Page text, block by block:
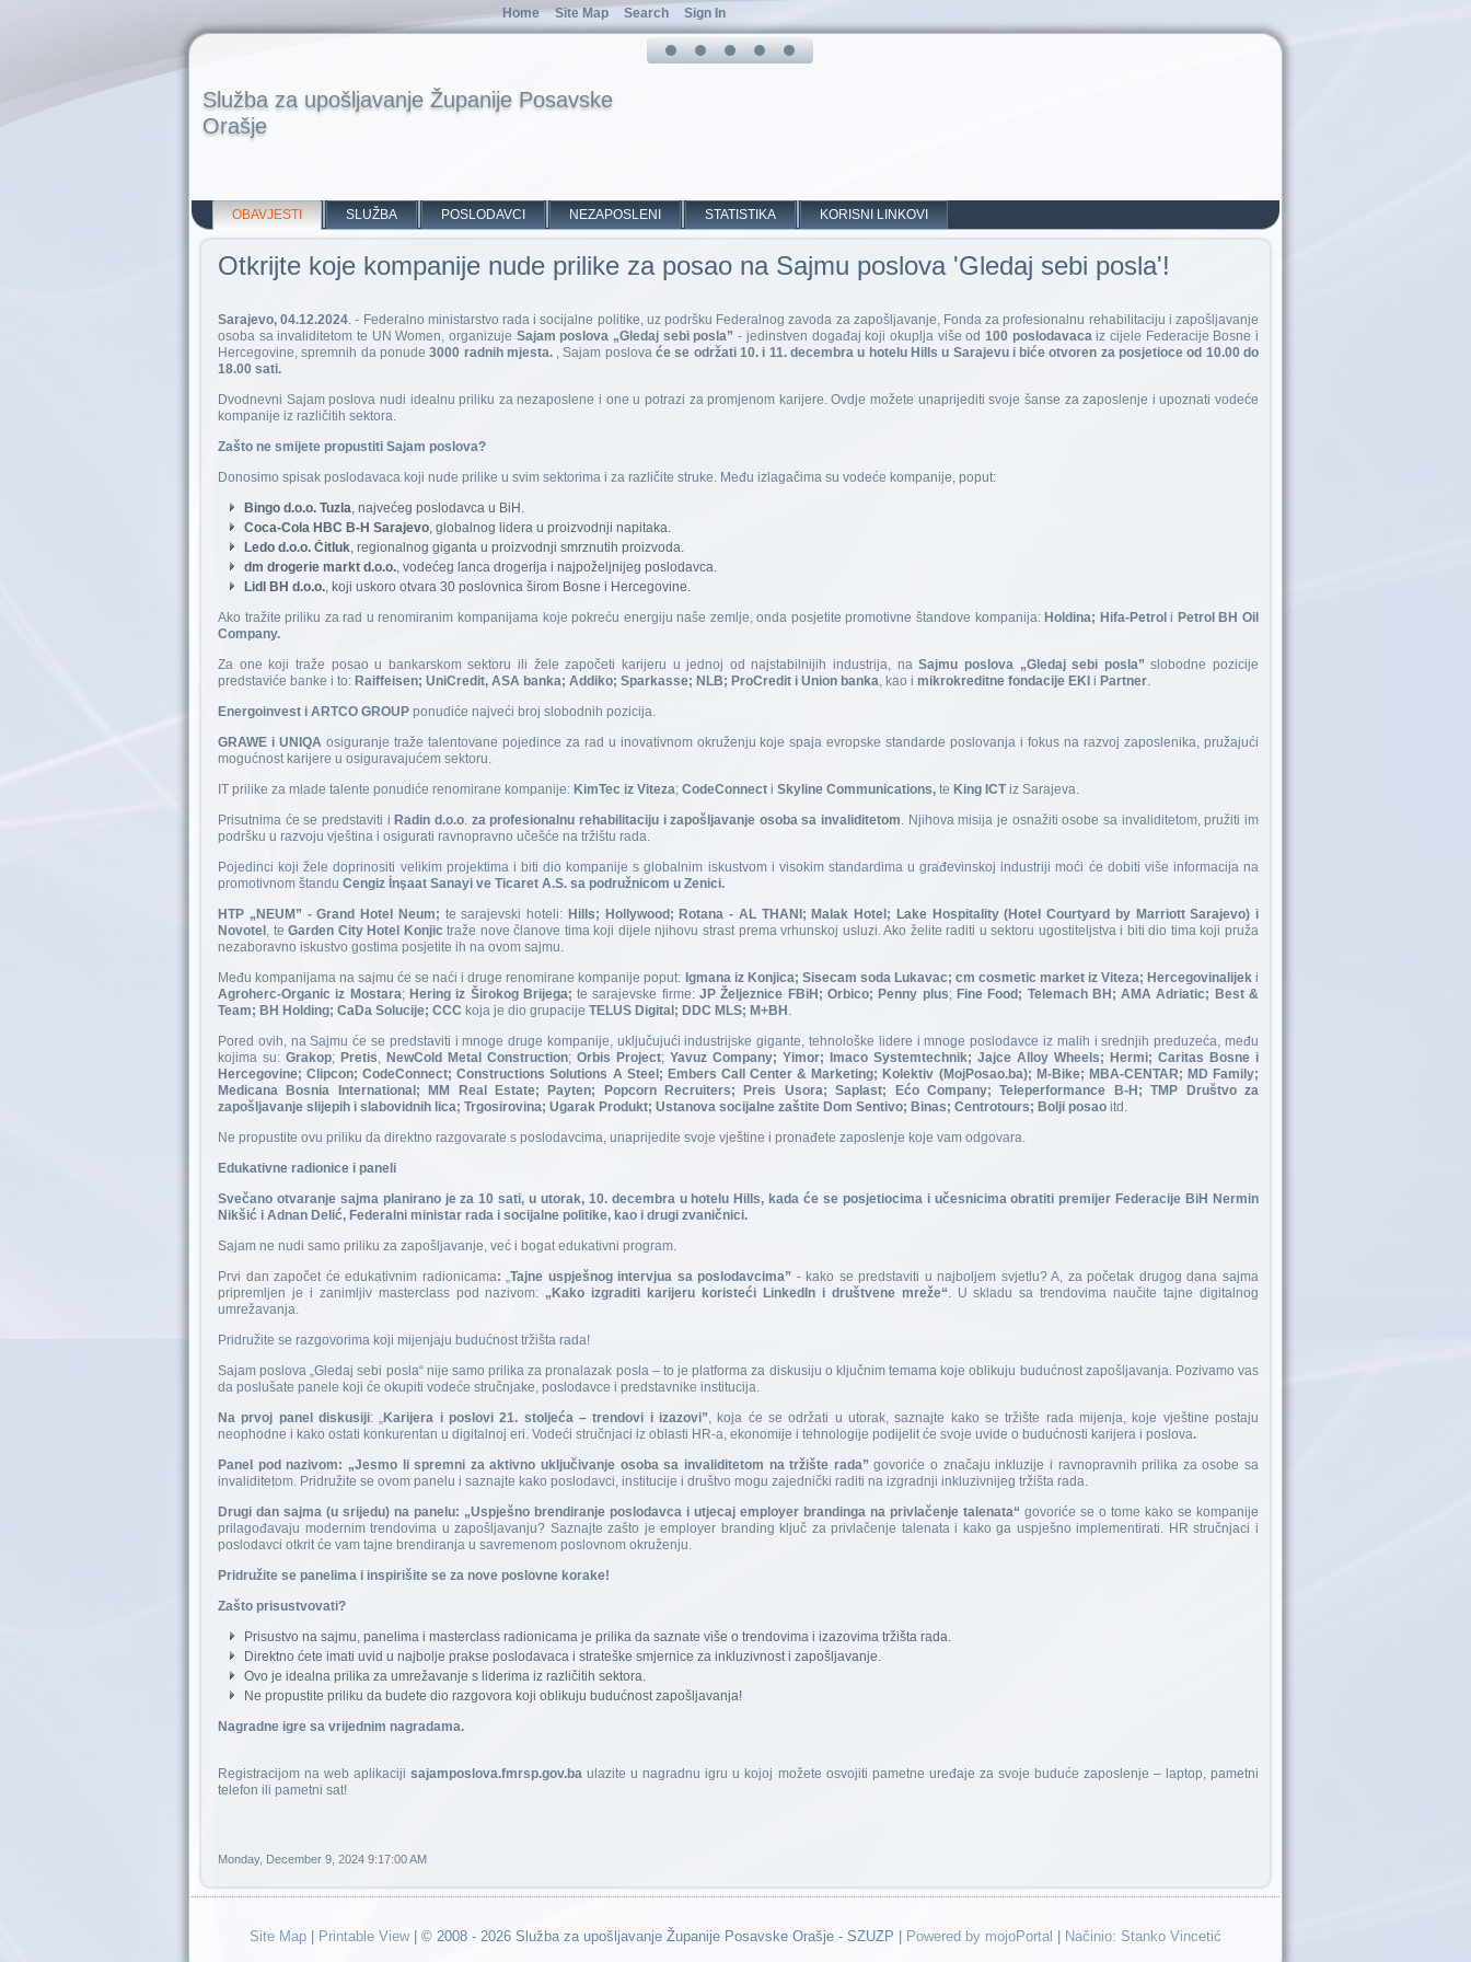
Služba za upošljavanje Županije Posavske
Orašje
OBAVJESTI SLUŽBA POSLODAVCI NEZAPOSLENI STATISTIKA KORISNI LINKOVI
Otkrijte koje kompanije nude prilike za posao na Sajmu poslova 'Gledaj sebi posla'!
Sarajevo, 04.12.2024. - Federalno ministarstvo rada i socijalne politike, uz podršku Federalnog zavoda za zapošljavanje, Fonda za profesionalnu rehabilitaciju i zapošljavanje
osoba sa invaliditetom te UN Women, organizuje Sajam poslova „Gledaj sebi posla”- jedinstven događaj koji okuplja više od 100 poslodavacaiz cijele Federacije Bosne i
Hercegovine, spremnih da ponude3000 radnih mjesta. , Sajam poslovaće se održati 10. i 11. decembra u hotelu Hills u Sarajevu i biće otvoren za posjetioce od 10.00 do
18.00 sati.
Dvodnevni Sajam poslova nudi idealnu priliku za nezaposlene i one u potrazi za promjenom karijere. Ovdje možete unaprijediti svoje šanse za zaposlenje i upoznati vodeće
kompanije iz različitih sektora.
Zašto ne smijete propustiti Sajam poslova?
Donosimo spisak poslodavaca koji nude prilike u svim sektorima i za različite struke. Među izlagačima su vodeće kompanije, poput:
Bingo d.o.o. Tuzla, najvećeg poslodavca u BiH.
Coca-Cola HBC B-H Sarajevo, globalnog lidera u proizvodnji napitaka.
Ledo d.o.o. Čitluk, regionalnog giganta u proizvodnji smrznutih proizvoda.
dm drogerie markt d.o.o., vodećeg lanca drogerija i najpoželjnijeg poslodavca.
Lidl BH d.o.o., koji uskoro otvara 30 poslovnica širom Bosne i Hercegovine.
Ako tražite priliku za rad u renomiranim kompanijama koje pokreću energiju naše zemlje, onda posjetite promotivne štandove kompanija: Holdina; Hifa-Petroli Petrol BH Oil
Company.
Za one koji traže posao u bankarskom sektoru ili žele započeti karijeru u jednoj od najstabilnijih industrija, naSajmu poslova „Gledaj sebi posla” slobodne pozicije
predstaviće banke i to: Raiffeisen; UniCredit, ASA banka; Addiko; Sparkasse; NLB; ProCredit i Union banka, kao i mikrokreditne fondacije EKI i Partner.
Energoinvest i ARTCO GROUP ponudiće najveći broj slobodnih pozicija.
GRAWE i UNIQA osiguranje traže talentovane pojedince za rad u inovativnom okruženju koje spaja evropske standarde poslovanja i fokus na razvoj zaposlenika, pružajući
mogućnost karijere u osiguravajućem sektoru.
IT prilike za mlade talente ponudiće renomirane kompanije: KimTec iz Viteza; CodeConnect i Skyline Communications, te King ICTiz Sarajeva.
Prisutnima će se predstaviti i Radin d.o.o. za profesionalnu rehabilitaciju i zapošljavanje osoba sa invaliditetom. Njihova misija je osnažiti osobe sa invaliditetom, pružiti im
podršku u razvoju vještina i osigurati ravnopravno učešće na tržištu rada.
Pojedinci koji žele doprinositi velikim projektima i biti dio kompanije s globalnim iskustvom i visokim standardima u građevinskoj industriji moći će dobiti više informacija na
promotivnom štandu Cengiz İnşaat Sanayi ve Ticaret A.S. sa podružnicom u Zenici.
HTP „NEUM” - Grand Hotel Neum; te sarajevski hoteli: Hills; Hollywood; Rotana - AL THANI; Malak Hotel; Lake Hospitality (Hotel Courtyard by Marriott Sarajevo) i
Novotel , te Garden City Hotel Konjictraže nove članove tima koji dijele njihovu strast prema vrhunskoj usluzi. Ako želite raditi u sektoru ugostiteljstva i biti dio tima koji pruža
nezaboravno iskustvo gostima posjetite ih na ovom sajmu.
Među kompanijama na sajmu će se naći i druge renomirane kompanije poput: Igmana iz Konjica; Sisecam soda Lukavac; cm cosmetic market iz Viteza; Hercegovinalijeki
Agroherc-Organic iz Mostara; Hering iz Širokog Brijega;te sarajevske firme:JP Željeznice FBiH; Orbico; Penny plus; Fine Food; Telemach BH; AMA Adriatic; Best &
Team; BH Holding; CaDa Solucije; CCC koja je dio grupacije TELUS Digital; DDC MLS; M+BH .
Pored ovih, na Sajmu će se predstaviti i mnoge druge kompanije, uključujući industrijske gigante, tehnološke lidere i mnoge poslodavce iz malih i srednjih preduzeća, među
kojima su: Grakop; Pretis, NewCold Metal Construction; Orbis Project; Yavuz Company; Yimor; Imaco Systemtechnik; Jajce Alloy Wheels; Hermi; Caritas Bosne i
Hercegovine; Clipcon; CodeConnect; Constructions Solutions A Steel; Embers Call Center & Marketing; Kolektiv (MojPosao.ba); M-Bike; MBA-CENTAR; MD Family;
Medicana Bosnia International; MM Real Estate; Payten; Popcorn Recruiters; Preis Usora; Saplast; Ećo Company; Teleperformance B-H; TMP Društvo za
zapošljavanje slijepih i slabovidnih lica; Trgosirovina; Ugarak Produkt; Ustanova socijalne zaštite Dom Sentivo; Binas; Centrotours; Bolji posao itd.
Ne propustite ovu priliku da direktno razgovarate s poslodavcima, unaprijedite svoje vještine i pronađete zaposlenje koje vam odgovara.
Edukativne radionice i paneli
Svečano otvaranje sajma planirano je za 10 sati, u utorak, 10. decembra u hotelu Hills, kada će se posjetiocima i učesnicima obratiti premijer Federacije BiH Nermin
Nikšić i Adnan Delić, Federalni ministar rada i socijalne politike, kao i drugi zvaničnici.
Sajam ne nudi samo priliku za zapošljavanje, već i bogat edukativni program.
Prvi dan započet će edukativnim radionicama: „Tajne uspješnog intervjua sa poslodavcima” - kako se predstaviti u najboljem svjetlu? A, za početak drugog dana sajma
pripremljen je i zanimljiv masterclass pod nazivom: „Kako izgraditi karijeru koristeći LinkedIn i društvene mreže“. U skladu sa trendovima naučite tajne digitalnog
umrežavanja.
Pridružite se razgovorima koji mijenjaju budućnost tržišta rada!
Sajam poslova „Gledaj sebi posla“ nije samo prilika za pronalazak posla – to je platforma za diskusiju o ključnim temama koje oblikuju budućnost zapošljavanja. Pozivamo vas
da poslušate panele koji će okupiti vodeće stručnjake, poslodavce i predstavnike institucija.
Na prvoj panel diskusiji: „Karijera i poslovi 21. stoljeća – trendovi i izazovi”, koja će se održati u utorak, saznajte kako se tržište rada mijenja, koje vještine postaju
neophodne i kako ostati konkurentan u digitalnoj eri. Vodeći stručnjaci iz oblasti HR-a, ekonomije i tehnologije podijelit će svoje uvide o budućnosti karijera i poslova.
Panel pod nazivom: „Jesmo li spremni za aktivno uključivanje osoba sa invaliditetom na tržište rada”govoriće o značaju inkluzije i ravnopravnih prilika za osobe sa
invaliditetom. Pridružite se ovom panelu i saznajte kako poslodavci, institucije i društvo mogu zajednički raditi na izgradnji inkluzivnijeg tržišta rada.
Drugi dan sajma (u srijedu) na panelu: „Uspješno brendiranje poslodavca i utjecaj employer brandinga na privlačenje talenata“ govoriće se o tome kako se kompanije
prilagođavaju modernim trendovima u zapošljavanju? Saznajte zašto je employer branding ključ za privlačenje talenata i kako ga uspješno implementirati. HR stručnjaci i
poslodavci otkrit će vam tajne brendiranja u savremenom poslovnom okruženju.
Pridružite se panelima i inspirišite se za nove poslovne korake!
Zašto prisustvovati?
Prisustvo na sajmu, panelima i masterclass radionicama je prilika da saznate više o trendovima i izazovima tržišta rada.
Direktno ćete imati uvid u najbolje prakse poslodavaca i strateške smjernice za inkluzivnost i zapošljavanje.
Ovo je idealna prilika za umrežavanje s liderima iz različitih sektora.
Ne propustite priliku da budete dio razgovora koji oblikuju budućnost zapošljavanja!
Nagradne igre sa vrijednim nagradama.
Registracijom na web aplikacijisajamposlova.fmrsp.gov.ba ulazite u nagradnu igru u kojoj možete osvojiti pametne uređaje za svoje buduće zaposlenje – laptop, pametni
telefon ili pametni sat!
Monday, December 9, 2024 9:17:00 AM
Site Map Printable View| © 2008 - 2026 Služba za upošljavanje Županije Posavske Orašje - SZUZP | Powered by mojoPortal Načinio: Stanko Vincetić
Home Site Map Search Sign In